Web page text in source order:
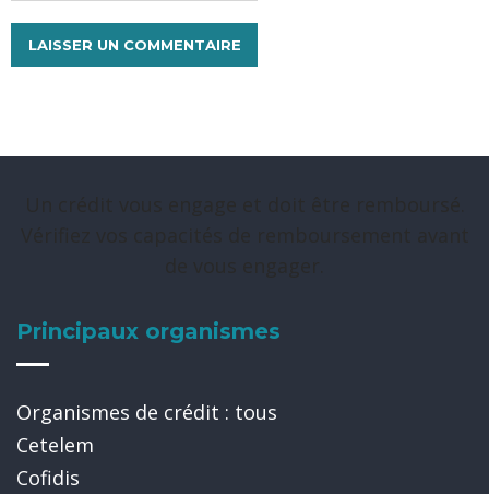
Principaux organismes
Organismes de crédit : tous
Cetelem
Cofidis